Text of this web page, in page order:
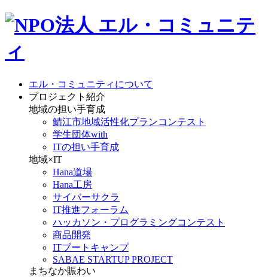
エル・コミュニティについて
プロジェクト紹介
地域の担い手育成
鯖江市地域活性化プランコンテスト
学生団体with
ITの担い手育成
地域×IT
Hana道場
Hana工房
サイバーサクラ
IT推進フォーラム
ハッカソン・プログラミングコンテスト
商品開発
ITブートキャンプ
SABAE STARTUP PROJECT
まちなか賑わい